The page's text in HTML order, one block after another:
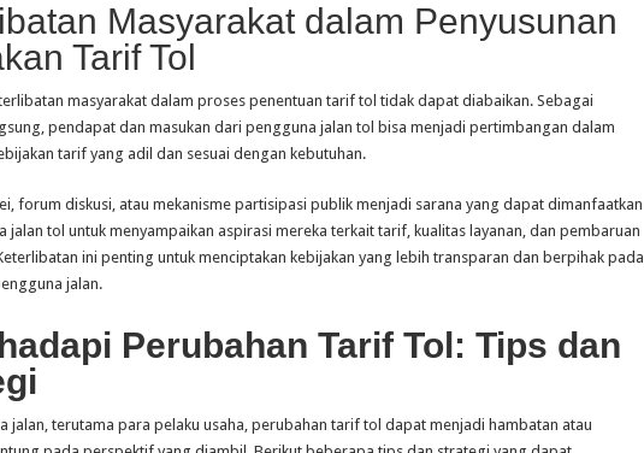
Masyarakat dalam Penyusunan
Tarif Tol
masyarakat dalam proses penentuan tarif tol tidak dapat diabaikan. Sebagai
pendapat dan masukan dari pengguna jalan tol bisa menjadi pertimbangan dalam
tarif yang adil dan sesuai dengan kebutuhan.
forum diskusi, atau mekanisme partisipasi publik menjadi sarana yang dapat dimanfaatkan
jalan tol untuk menyampaikan aspirasi mereka terkait tarif, kualitas layanan, dan pembaruan
ini penting untuk menciptakan kebijakan yang lebih transparan dan berpihak pada
jalan.
Perubahan Tarif Tol: Tips dan
jalan, terutama para pelaku usaha, perubahan tarif tol dapat menjadi hambatan atau